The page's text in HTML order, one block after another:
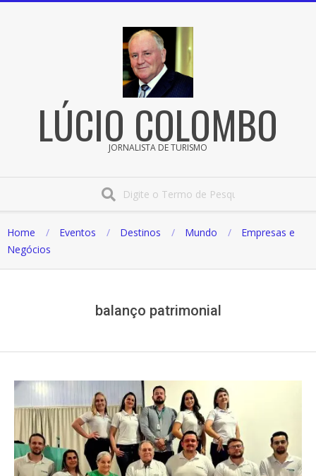
LÚCIO COLOMBO
JORNALISTA DE TURISMO
Home Eventos Destinos Mundo
Empresas e
Negócios
balanço patrimonial